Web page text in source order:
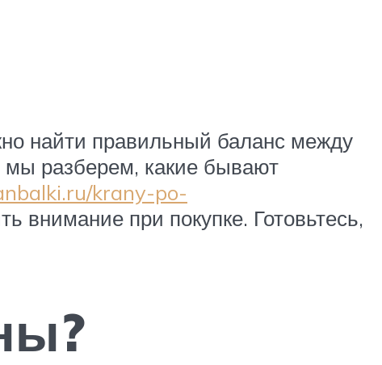
найти правильный баланс между
мы разберем, какие бывают
krany-po-
внимание при покупке. Готовьтесь,